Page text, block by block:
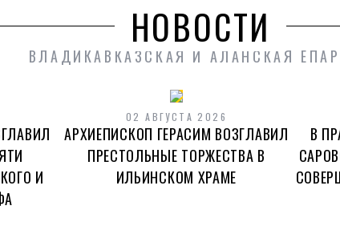
ВОЗГЛАВИЛ ЛИТУРГИЮ В ДЕНЬ
ВЛАДИКАВКАЗСКОГО И МОЗДОКСКОГО
ЧИТАТЬ ДАЛЕЕ
НОВОСТИ
ВЛАДИКАВКАЗСКАЯ И АЛАНСКАЯ
И
02 АВГУСТА 2026
АРХИЕПИСКОП ГЕРАСИМ ВОЗГЛАВИЛ
ПРЕСТОЛЬНЫЕ ТОРЖЕСТВА В
ИЛЬИНСКОМ ХРАМЕ
В